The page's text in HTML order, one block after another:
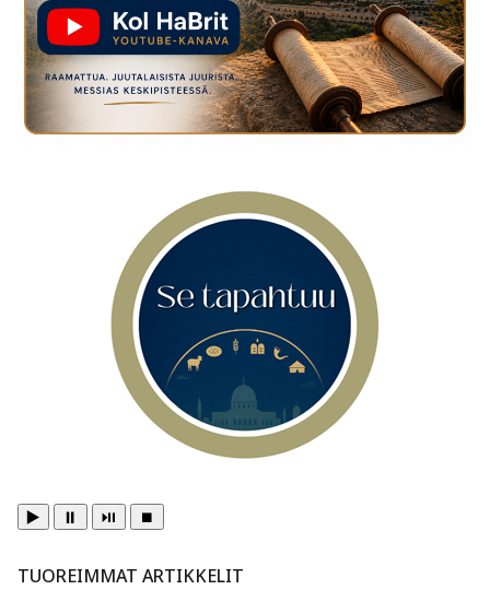
▶️ ⏸️ ⏯️ ⏹️
TUOREIMMAT ARTIKKELIT